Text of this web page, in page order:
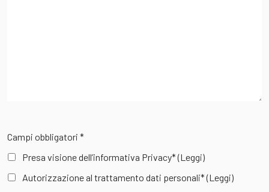
Campi obbligatori *
Presa visione dell’informativa Privacy*(Leggi)
Autorizzazione al trattamento dati personali*(Leggi)